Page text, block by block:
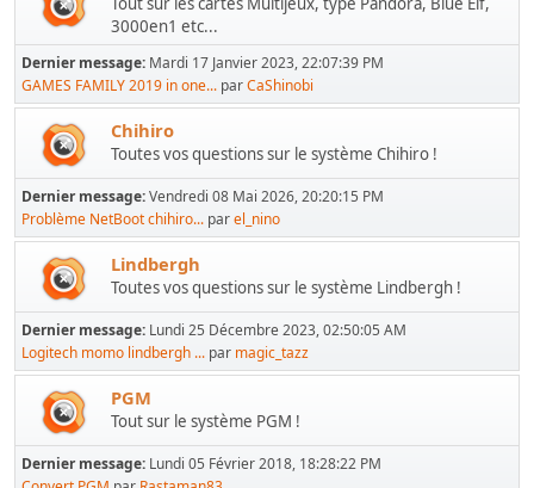
3000en1 etc...
Dernier message: Mardi 17 Janvier 2023, 22:07:39 PM
GAMES FAMILY 2019 in one... parCaShinobi
Chihiro
Toutes vos questions sur le système Chihiro !
Dernier message:Vendredi 08 Mai 2026, 20:20:15 PM
Problème NetBoot chihiro... parel_nino
Lindbergh
Toutes vos questions sur le système Lindbergh !
Dernier message: Lundi 25 Décembre 2023, 02:50:05 AM
Logitech momo lindbergh ... par magic_tazz
PGM
Tout sur le système PGM !
Dernier message: Lundi 05 Février 2018, 18:28:22 PM